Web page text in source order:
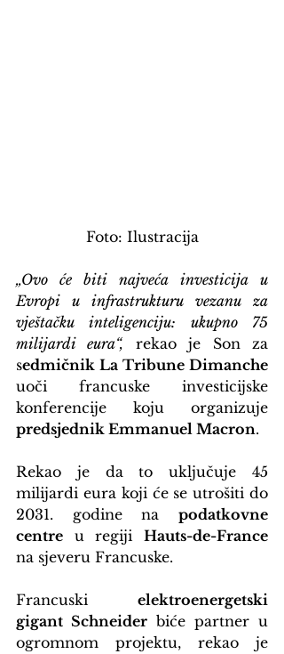
Foto: Ilustracija
„Ovo će biti najveća investicija u
Evropi u infrastrukturu vezanu za
vještačku inteligenciju: ukupno 75
milijardi eura“, rekao je Son za
sedmičnik La Tribune Dimanche
uoči francuske investicijske
predsjednik Emmanuel Macron.
Rekao je da to uključuje 45
milijardi eura koji će se utrošiti do
2031. godine na podatkovne
centre u regiji Hauts-de-France
na sjeveru Francuske.
Francuski elektroenergetski
gigant Schneider biće partner u
ogromnom projektu, rekao je